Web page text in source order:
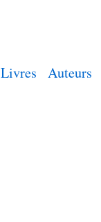
Livres Auteurs